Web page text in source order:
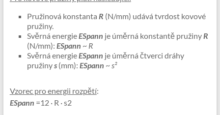
Pružinová konstanta R (N/mm) udává tvrdost kovové
pružiny.
Svěrná energieESpann je úměrná konstantě pružinyR
(N/mm): ESpann ~ R
Svěrná energieESpann je úměrná čtverci dráhy
pružinys (mm): ESpann ~s²
Vzorec pro energii rozpětí:
ESpann =12 · R · s2